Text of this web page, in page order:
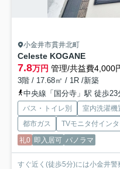
小金井市貫井北町
Celeste KOGANE
7.8万円 管理/共益費4,000
3階 / 17.68㎡ / 1R /新築
中央線「国分寺」駅 徒歩23
バス・トイレ別 室内洗濯機
都市ガス
TVモニタ付イン
礼0 即入居可 パノラマ
すぐ近く(徒歩5分)には小金井